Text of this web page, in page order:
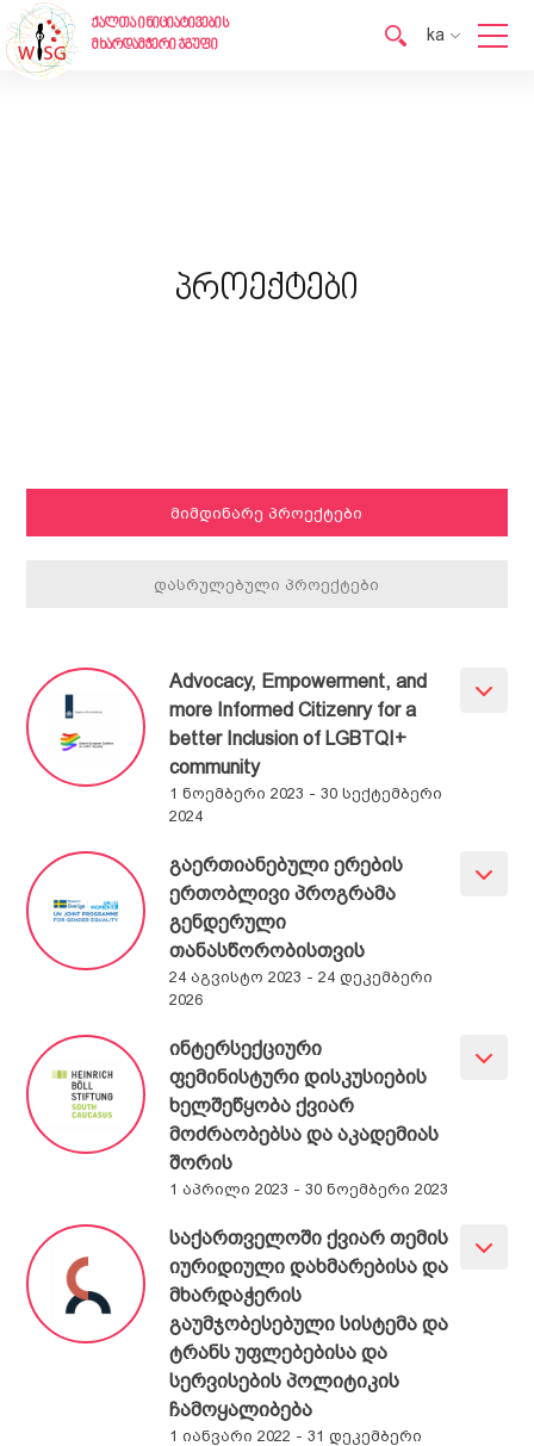
ქალთა ინიციატივების
მხარდამჭერი ჯგუფი
ka
პროექტები
მიმდინარე პროექტები
დასრულებული პროექტები
Advocacy, Empowerment, and
more Informed Citizenry for a
better Inclusion of LGBTQI+
community
1 ნოემბერი 2023 - 30 სექტემბერი
2024
გაერთიანებული ერების
ერთობლივი პროგრამა
გენდერული
თანასწორობისთვის
24 აგვისტო 2023 - 24 დეკემბერი
2026
ინტერსექციური
ფემინისტური დისკუსიების
ხელშეწყობა ქვიარ
მოძრაობებსა და აკადემიას
შორის
1 აპრილი 2023 - 30 ნოემბერი 2023
საქართველოში ქვიარ თემის
იურიდიული დახმარებისა და
მხარდაჭერის
გაუმჯობესებული სისტემა და
ტრანს უფლებებისა და
სერვისების პოლიტიკის
ჩამოყალიბება
1 იანვარი 2022 - 31 დეკემბერი